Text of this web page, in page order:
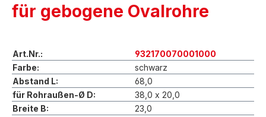
für gebogene Ovalrohre
Art.Nr.:
932170070001000
Farbe:
schwarz
Abstand L:
68,0
für Rohraußen-Ø D:
38,0 x 20,0
Breite B:
23,0